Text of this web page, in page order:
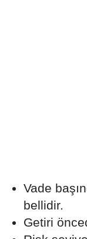
Vade
bellidir.
Getiri